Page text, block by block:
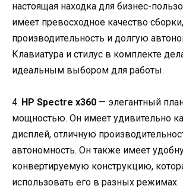
настоящая находка для бизнес-
имеет превосходное качество
производительность и долгую
Клавиатура и стилус в комплекте
идеальным выбором для работы.
4. HP Spectre x360 — элегантный
мощностью. Он имеет удивительно
дисплей, отличную
автономность. Он также имеет
конвертируемую конструкцию,
использовать его в разных режимах.